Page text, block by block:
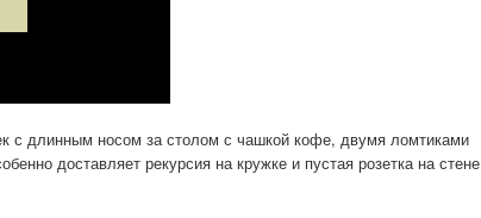
с длинным носом за столом с чашкой кофе, двумя ломтиками
доставляет рекурсия на кружке и пустая розетка на стене